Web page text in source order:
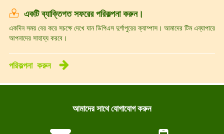
একটি ব্যাক্তিগত সফরের পরিকল্পনা করুন।
একদিন সময় বের করে সচক্ষে দেখে যান ডিপিএস দুর্গাপুরের ক্যাম্পাস। আমাদের টিম এব্যাপারে
আপনাদের সাহায্য করবে।
পরিকল্পনা করুন
আমাদের সাথে যোগাযোগ করুন